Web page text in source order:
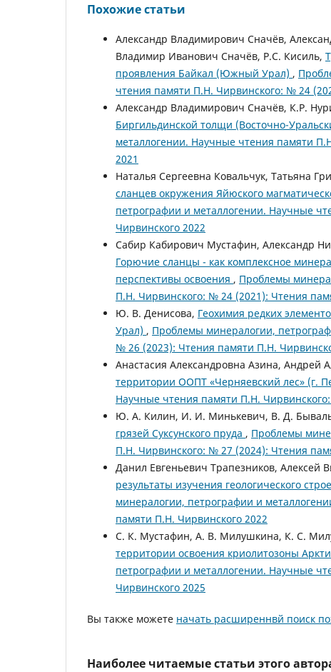
Похожие статьи
Александр Владимирович Сначёв,
Владимир Иванович Сначёв, Р.С. Кисиль,
проявления Байкал (Южный Урал) ,
чтения памяти П.Н. Чирвинского: № 24
Александр Владимирович Сначёв, К.Р.
Биргильдинской толщи (Восточно-
металлогении. Научные чтения памяти
2021
Наталья Сергеевна Ковальчук, Татьяна
сланцев окружения Яйюского
петрографии и металлогении. Научные
Чирвинского 2022
Сабир Кабирович Мустафин, Александр
Горючие сланцы - как комплексное
перспективы освоения , Проблемы
П.Н. Чирвинского: № 24 (2021): Чтения
Ю. В. Денисова, Геохимия редких
Урал) , Проблемы минералогии,
№ 26 (2023): Чтения памяти П.Н.
Анастасия Александровна Азина, Андрей
территории ООПТ «Черняевский лес» (г.
Научные чтения памяти П.Н.
Ю. А. Килин, И. И. Минькевич, В. Д.
грязей Суксунского пруда , Проблемы
П.Н. Чирвинского: № 27 (2024): Чтения
Данил Евгеньевич Трапезников, Алексей
результаты изучения геологического
минералогии, петрографии и
памяти П.Н. Чирвинского 2022
С. К. Мустафин, А. В. Милушкина, К. С.
территории освоения криолитозоны
петрографии и металлогении. Научные
Чирвинского 2025
Вы также можете начать расширеннвй поиск
Наиболее читаемые статьи этого